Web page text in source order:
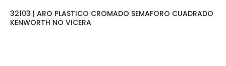
32103 | ARO PLASTICO CROMADO SEMAFORO CUADRADO
KENWORTH NO VICERA